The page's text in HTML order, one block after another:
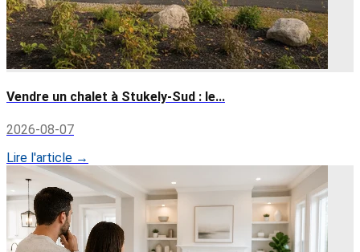
Vendre un chalet à Stukely-Sud : le...
2026-08-07
Lire l'article →